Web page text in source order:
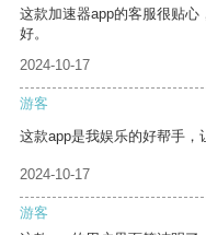
这款加速器app的客服很贴
好。
2024-10-17
游客
这款app是我娱乐的好帮手，
2024-10-17
游客